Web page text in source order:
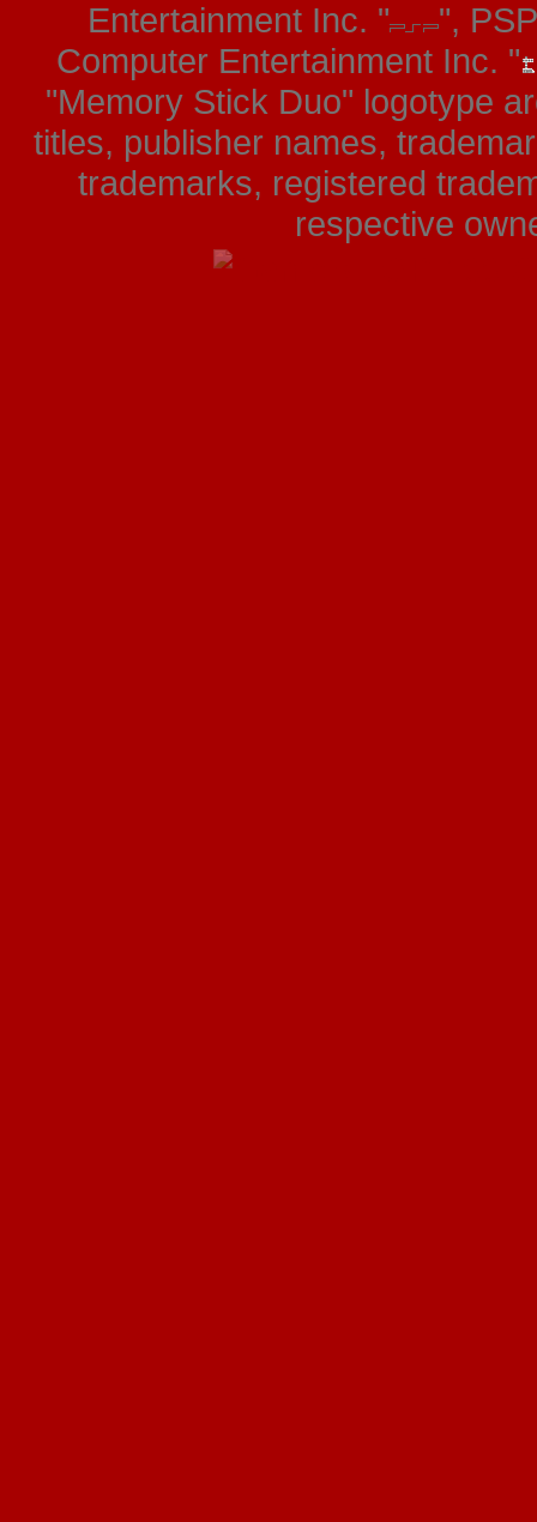
Entertainment Inc. "
",
Computer Entertainment Inc. "
"Memory Stick Duo" logotype
titles, publisher names,
trademarks, registered
respective